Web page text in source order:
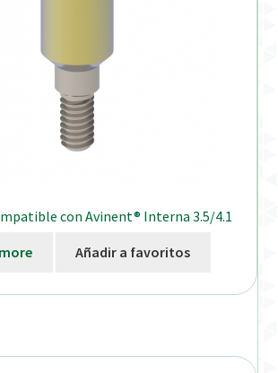
con Avinent® Interna 3.5/4.1
Añadir a favoritos